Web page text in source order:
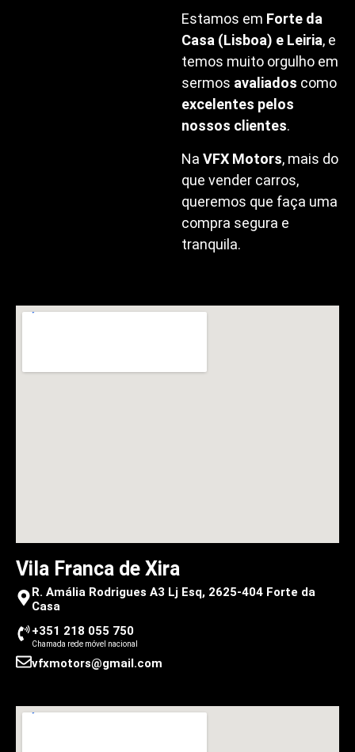
Estamos em Forte da
Casa (Lisboa) e Leiria, e
temos muito orgulho em
sermos avaliados como
excelentes pelos
nossos clientes.
NaVFX Motors, mais do
que vender carros,
queremos que faça uma
compra segura e
tranquila.
Vila Franca de Xira
R. Amália Rodrigues A3 Lj Esq, 2625-404 Forte da
Casa
+351 218 055 750
Chamada rede móvel nacional
vfxmotors@gmail.com